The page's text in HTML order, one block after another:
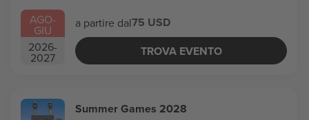
AGO-
GIU
2026-
2027
a partire dal75 USD
TROVA EVENTO
Summer Games 2028